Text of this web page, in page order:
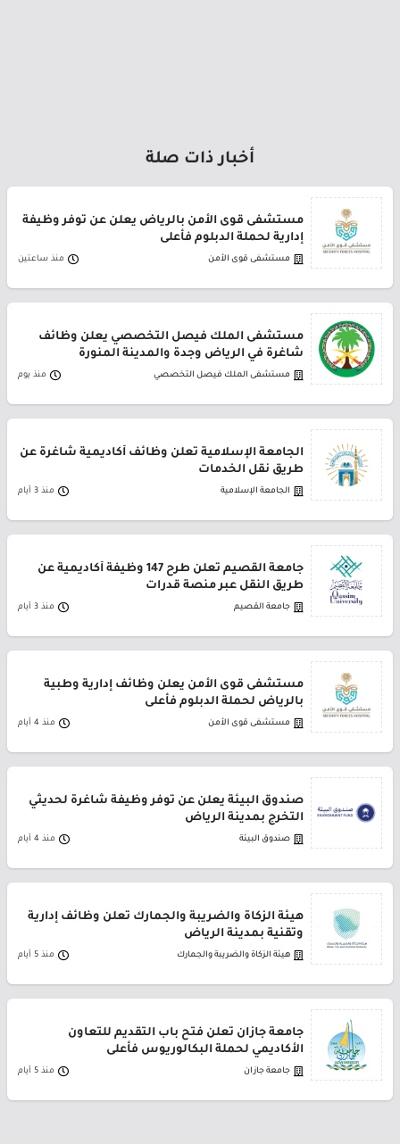
أخبار ذات صلة
مستشفى قوى الأمن بالرياض يعلن عن توفر وظيفة
إدارية لحملة الدبلوم فأعلى
مستشفى قوى الأمن منذ ساعتين
مستشفى الملك فيصل التخصصي يعلن وظائف
شاغرة في الرياض وجدة والمدينة المنورة
مستشفى الملك فيصل التخصصي منذ يوم
الجامعة الإسلامية تعلن وظائف أكاديمية شاغرة عن
طريق نقل الخدمات
الجامعة الإسلامية منذ 3 أيام
جامعة القصيم تعلن طرح 147 وظيفة أكاديمية عن
طريق النقل عبر منصة قدرات
جامعة القصيم منذ 3 أيام
مستشفى قوى الأمن يعلن وظائف إدارية وطبية
بالرياض لحملة الدبلوم فأعلى
مستشفى قوى الأمن منذ 4 أيام
صندوق البيئة يعلن عن توفر وظيفة شاغرة لحديثي
التخرج بمدينة الرياض
صندوق البيئة منذ 4 أيام
هيئة الزكاة والضريبة والجمارك تعلن وظائف إدارية
وتقنية بمدينة الرياض
هيئة الزكاة والضريبة والجمارك منذ 5 أيام
جامعة جازان تعلن فتح باب التقديم للتعاون
الأكاديمي لحملة البكالوريوس فأعلى
جامعة جازان منذ 5 أيام